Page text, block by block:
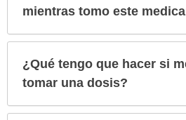
mientras tomo este
¿Qué tengo que hacer si
tomar una dosis?